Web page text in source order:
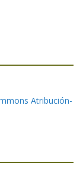
Atribución-